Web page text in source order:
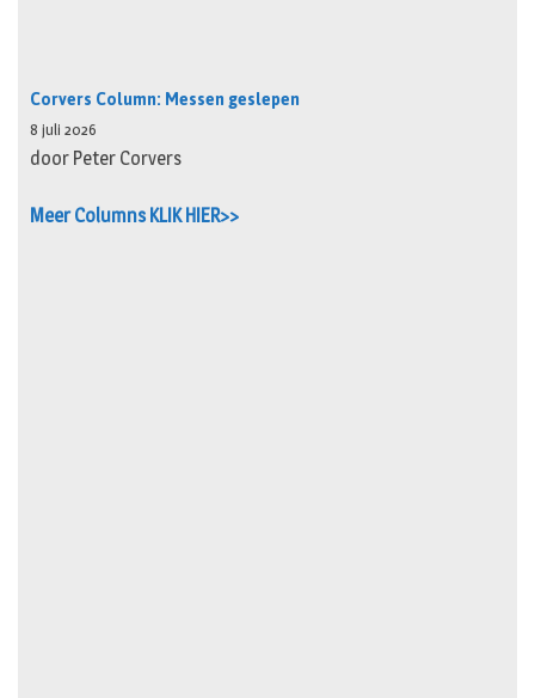
Corvers Column: Messen geslepen
8 juli 2026
door Peter Corvers
Meer Columns KLIK HIER>>